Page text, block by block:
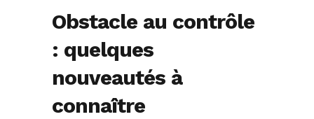
Obstacle au contrôle
: quelques
nouveautés à
connaître